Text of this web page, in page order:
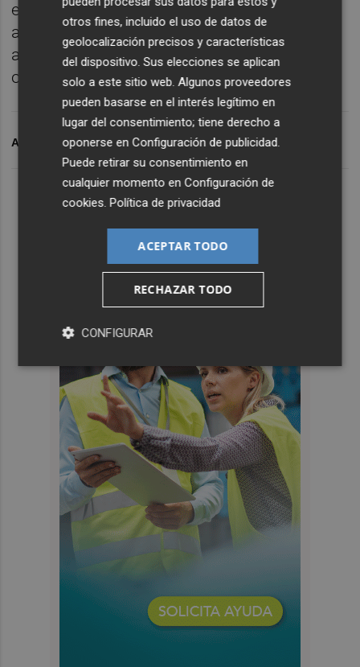
euros a retribución y recompra y
amortización de acciones, lo que representa
al menos el 30% del flujo de caja de las
operaciones.
ARCHIVADO EN NORGES BANK REPSOL
otros fines, incluido el uso de datos de
geolocalización precisos y características
del dispositivo. Sus elecciones se aplican
solo a este sitio web. Algunos proveedores
pueden basarse en el interés legítimo en
lugar del consentimiento; tiene derecho a
oponerse enConfiguración de publicidad.
Puede retirar su consentimiento en
cualquier momento enConfiguración de
cookies.Política de privacidad
ACEPTAR TODO
RECHAZAR TODO
CONFIGURAR